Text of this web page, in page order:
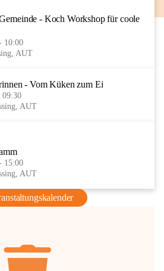
AUG
- Koch Workshop für coole
10:00
AUT
- Vom Küken zum Ei
AUT
15:00
AUT